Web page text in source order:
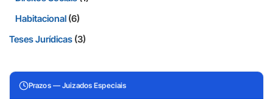
Habitacional (6)
Teses Jurídicas (3)
Prazos — Juizados Especiais